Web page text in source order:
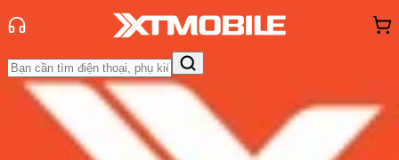
Trang chủ
Tin tức
Đánh Giá - Trên Tay